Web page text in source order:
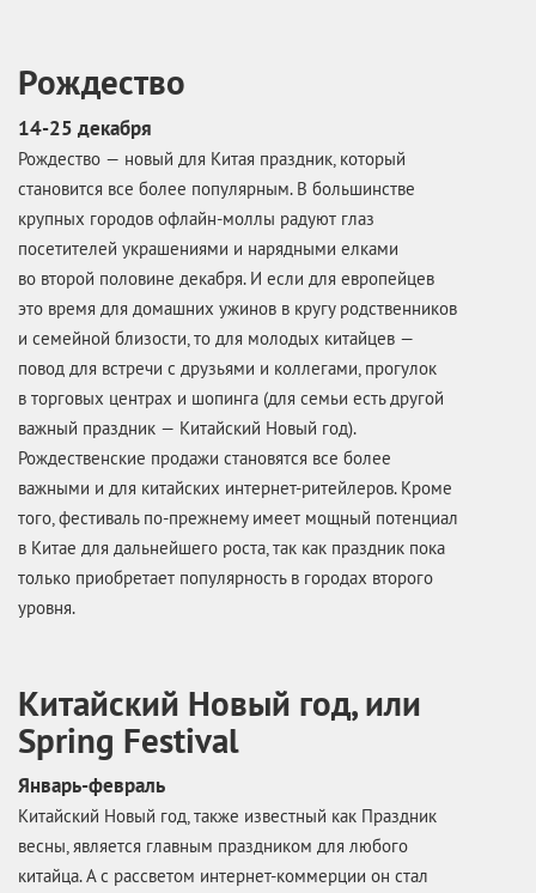
Рождество
14-25 декабря
Рождество — новый для Китая праздник, который
становится все более популярным. В большинстве
крупных городов офлайн-моллы радуют глаз
посетителей украшениями и нарядными елками
во второй половине декабря. И если для европейцев
это время для домашних ужинов в кругу родственников
и семейной близости, то для молодых китайцев —
повод для встречи с друзьями и коллегами, прогулок
в торговых центрах и шопинга (для семьи есть другой
важный праздник — Китайский Новый год).
Рождественские продажи становятся все более
важными и для китайских интернет-ритейлеров. Кроме
того, фестиваль по-прежнему имеет мощный потенциал
в Китае для дальнейшего роста, так как праздник пока
только приобретает популярность в городах второго
уровня.
Китайский Новый год, или
Spring Festival
Январь-февраль
Китайский Новый год, также известный как Праздник
весны, является главным праздником для любого
китайца. А с рассветом интернет-коммерции он стал